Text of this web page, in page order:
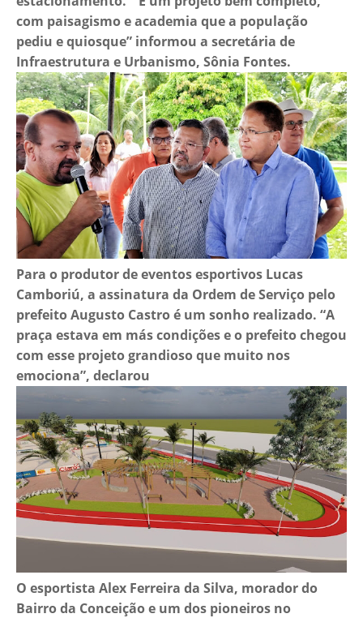
com paisagismo e academia que a população
pediu e quiosque” informou a secretária de
Infraestrutura e Urbanismo, Sônia Fontes.
Para o produtor de eventos esportivos Lucas
Camboriú, a assinatura da Ordem de Serviço pelo
prefeito Augusto Castro é um sonho realizado. “A
praça estava em más condições e o prefeito chegou
com esse projeto grandioso que muito nos
emociona”, declarou
O esportista Alex Ferreira da Silva, morador do
Bairro da Conceição e um dos pioneiros no